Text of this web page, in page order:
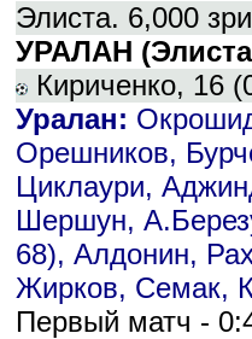
Элиста. 6,000
УРАЛАН
Кириченко, 16
Уралан:
Орешников,
Циклаури,
Шершун,
68), Алдонин,
Жирков, Семак,
Первый матч -